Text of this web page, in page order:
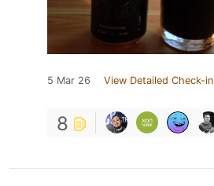
5 Mar 26 View Detailed Check-in
8